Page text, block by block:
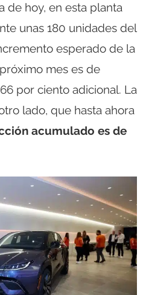
de hoy, en esta planta
unas 180 unidades del
esperado de la
mes es de
por ciento adicional. La
lado, que hasta ahora
acumulado es de